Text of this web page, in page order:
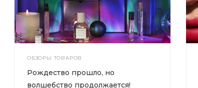
ОБЗОРЫ ТОВАРОВ
Рождество прошло, но
волшебство продолжается!